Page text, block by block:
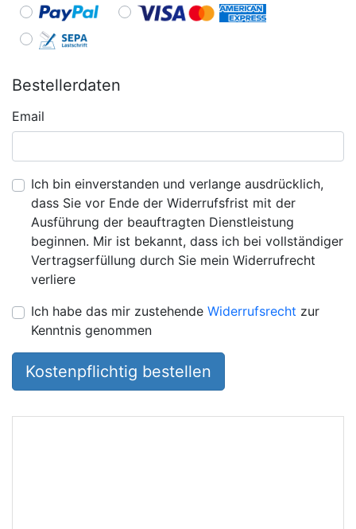
Bestellerdaten
Email
Ich bin einverstanden und verlange ausdrücklich,
dass Sie vor Ende der Widerrufsfrist mit der
Ausführung der beauftragten Dienstleistung
beginnen. Mir ist bekannt, dass ich bei vollständiger
Vertragserfüllung durch Sie mein Widerrufrecht
verliere
Ich habe das mir zustehende Widerrufsrecht zur
Kenntnis genommen
Kostenpflichtig bestellen